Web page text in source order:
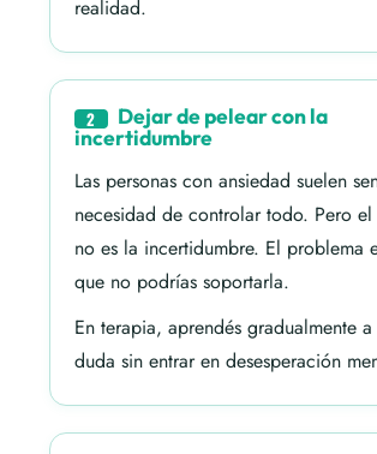
realidad.
2 Dejar de pelear con la
incertidumbre
Las personas con ansiedad suelen
necesidad de controlar todo. Pero
no es la incertidumbre. El problema
que no podrías soportarla.
En terapia, aprendés gradualmente
duda sin entrar en desesperación